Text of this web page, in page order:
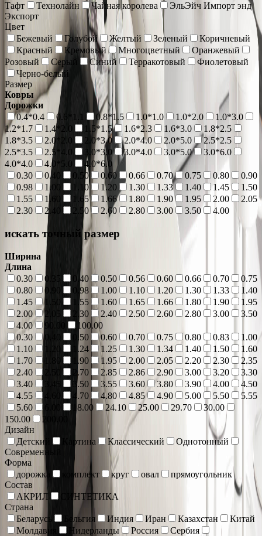
Тафт
Технолайн Чайная королева
ЭльЭйч Импорт энд
Экспорт
Цвет
Бежевый
Голубой Желтый Зеленый
Коричневый
Красный
Кремовый Многоцветный
Оранжевый
Розовый
Серый Синий Терракотовый
Фиолетовый
Черно-белый
Размер
Ковры
Дорожки
0.4*0.4
0.6*1.1 0.8*1.5 1.0*1.0 1.0*2.0
1.0*3.0
1.2*1.7
1.4*2.0 1.5*1.5 1.6*2.3 1.6*3.0
1.8*2.5
1.8*3.5
2.0*2.0 2.0*3.0 2.0*4.0 2.0*5.0
2.5*2.5
2.5*3.5
2.5*4.0 3.0*3.0 3.0*4.0 3.0*5.0
3.0*6.0
4.0*4.0
4.0*5.0
4.0*6.0
0.30
0.40 0.50 0.60 0.66 0.70 0.75 0.80
0.90
0.98
1.00 1.10 1.20 1.30 1.33 1.40 1.45
1.50
1.55
1.60 1.65 1.66 1.80 1.90 1.95 2.00
2.05
2.30
2.40 2.50 2.60 2.80 3.00 3.50 4.00
искать точный размер
Ширина
Длина
0.30
0.35 0.40 0.50 0.56 0.60 0.66 0.70
0.75
0.80
0.90 0.98 1.00 1.10 1.20 1.30 1.33
1.40
1.45
1.50 1.55 1.60 1.65 1.66 1.80 1.90
1.95
2.00
2.05 2.30 2.40 2.50 2.60 2.80 3.00
3.50
4.00
90.00
100.00
0.30
0.40 0.50 0.60 0.70 0.75 0.80 0.83
1.00
1.10
1.20 1.24 1.25 1.30 1.34 1.40 1.50
1.60
1.70
1.90 1.95 2.00 2.05 2.20 2.30
2.35
2.40
2.50 2.70 2.85 2.86 2.90 3.00 3.20
3.30
3.40
3.45 3.50 3.55 3.60 3.80 3.90 4.00
4.50
4.55
4.60 4.70 4.80 4.85 4.90 5.00 5.50
5.55
5.60
6.00 18.00 24.10 25.00 29.70
30.00
150.00
200.00
Дизайн
Детский
Картина Классический
Однотонный
Современный
Форма
дорожка
комплект круг овал
прямоугольник
Состав
АКРИЛ
СИНТЕТИКА
Страна
Беларусь
Бельгия Индия Иран Казахстан
Китай
Молдавия
Нидерланды Россия
Сербия